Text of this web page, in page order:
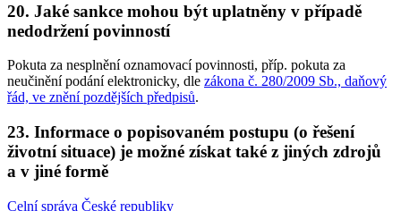
20. Jaké sankce mohou být uplatněny v případě
nedodržení povinností
Pokuta za nesplnění oznamovací povinnosti, příp. pokuta za
neučinění podání elektronicky, dle zákona č. 280/2009 Sb., daňový
řád, ve znění pozdějších předpisů.
23. Informace o popisovaném postupu (o řešení
životní situace) je možné získat také z jiných zdrojů
a v jiné formě
Celní správa České republiky